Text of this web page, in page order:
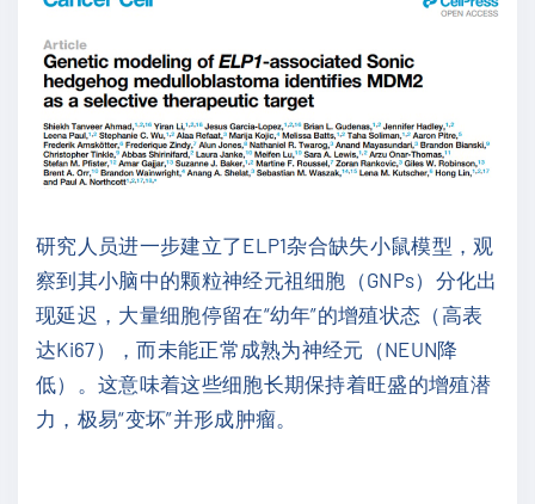
研究人员进一步建立了ELP1杂合缺失小鼠模型，观
察到其小脑中的颗粒神经元祖细胞（GNPs）分化出
现延迟，大量细胞停留在“幼年”的增殖状态（高表
达Ki67），而未能正常成熟为神经元（NEUN降
低）。这意味着这些细胞长期保持着旺盛的增殖潜
力，极易“变坏”并形成肿瘤。